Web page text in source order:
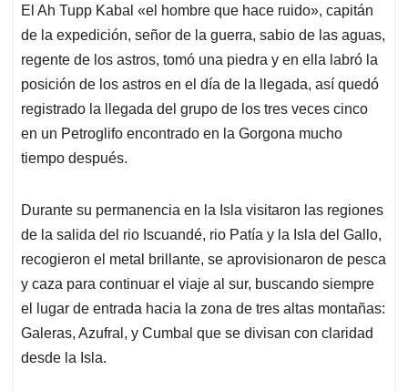
El Ah Tupp Kabal «el hombre que hace ruido», capitán
de la expedición, señor de la guerra, sabio de las aguas,
regente de los astros, tomó una piedra y en ella labró la
posición de los astros en el día de la llegada, así quedó
registrado la llegada del grupo de los tres veces cinco
en un Petroglifo encontrado en la Gorgona mucho
tiempo después.
Durante su permanencia en la Isla visitaron las regiones
de la salida del rio Iscuandé, rio Patía y la Isla del Gallo,
recogieron el metal brillante, se aprovisionaron de pesca
y caza para continuar el viaje al sur, buscando siempre
el lugar de entrada hacia la zona de tres altas montañas:
Galeras, Azufral, y Cumbal que se divisan con claridad
desde la Isla.